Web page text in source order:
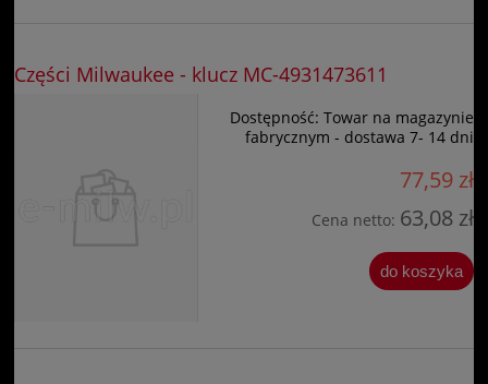
Części Milwaukee - klucz MC-4931473611
Dostępność: Towar na magazynie
fabrycznym - dostawa 7- 14 dni
77,59 zł
Cena netto: 63,08 zł
do koszyka